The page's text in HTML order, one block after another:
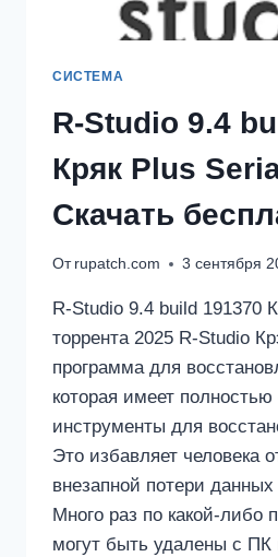
СИСТЕМА
R-Studio 9.4
Кряк Plus
Скачать
От rupatch.com 3 сентября
R-Studio 9.4 build 191370
торрента 2025 R-Studio
программа для
которая имеет
инструменты для
Это избавляет человека
внезапной потери данных
Много раз по какой-либо
могут быть удалены с ПК